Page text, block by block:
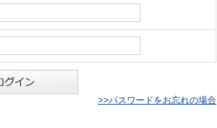
>>パスワードをお忘れの場合